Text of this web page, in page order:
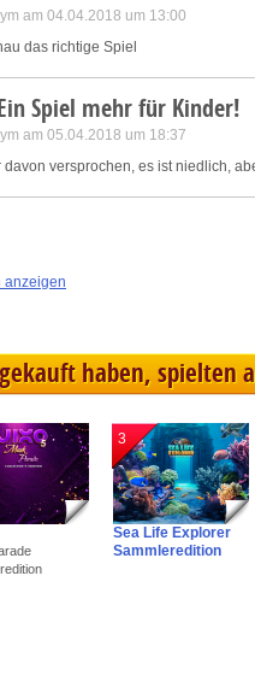
am 04.04.2018 um 13:00
das richtige Spiel
Spiel mehr für Kinder!
am 05.04.2018 um 18:37
davon versprochen, es ist niedlich,
anzeigen
haben, spielten
3
Sea Life Explorer
Sammleredition